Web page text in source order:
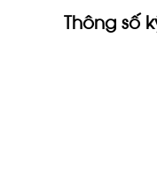
Thông số